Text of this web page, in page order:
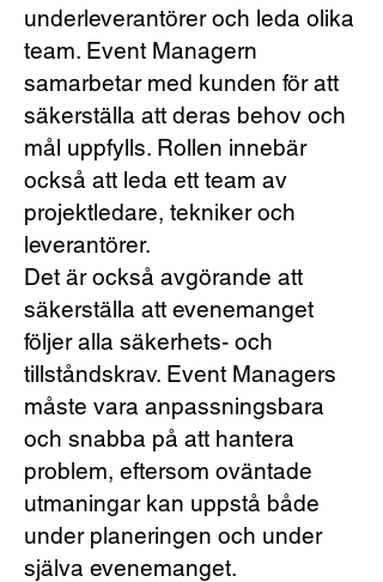
underleverantörer och leda olika
team. Event Managern
samarbetar med kunden för att
säkerställa att deras behov och
mål uppfylls. Rollen innebär
också att leda ett team av
projektledare, tekniker och
leverantörer.
Det är också avgörande att
säkerställa att evenemanget
följer alla säkerhets- och
tillståndskrav. Event Managers
måste vara anpassningsbara
och snabba på att hantera
problem, eftersom oväntade
utmaningar kan uppstå både
under planeringen och under
själva evenemanget.